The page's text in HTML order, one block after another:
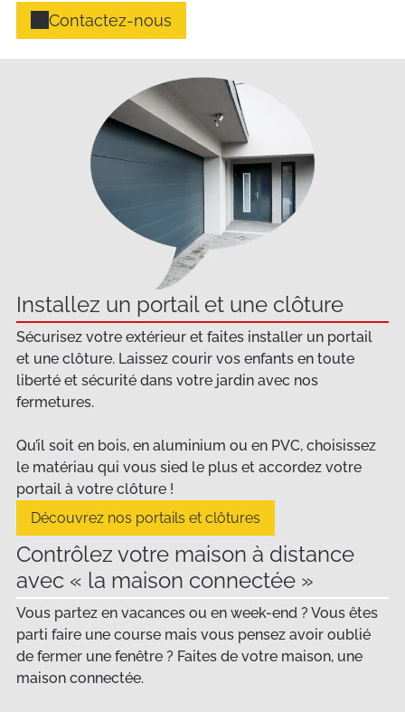
Contactez-nous
Installez un portail et une clôture
Sécurisez votre extérieur et faites installer un portail
et une clôture. Laissez courir vos enfants en toute
liberté et sécurité dans votre jardin avec nos
fermetures.
Qu’il soit en bois, en aluminium ou en PVC, choisissez
le matériau qui vous sied le plus et accordez votre
portail à votre clôture !
Découvrez nos portails et clôtures
Contrôlez votre maison à distance
avec « la maison connectée »
Vous partez en vacances ou en week-end ? Vous êtes
parti faire une course mais vous pensez avoir oublié
de fermer une fenêtre ? Faites de votre maison, une
maison connectée.